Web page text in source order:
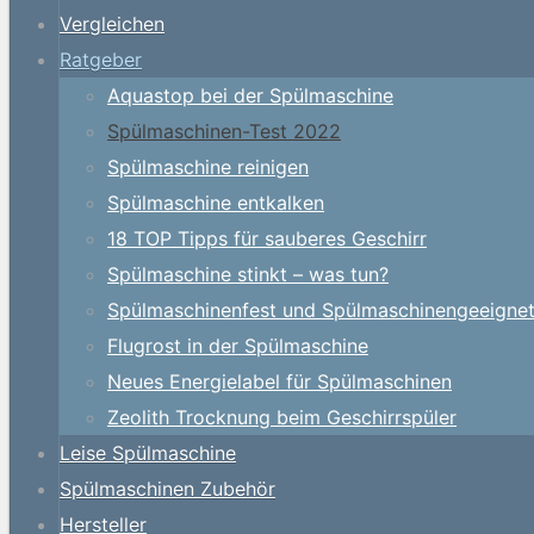
Vergleichen
Ratgeber
Aquastop bei der Spülmaschine
Spülmaschinen-Test 2022
Spülmaschine reinigen
Spülmaschine entkalken
18 TOP Tipps für sauberes Geschirr
Spülmaschine stinkt – was tun?
Spülmaschinenfest und Spülmaschinengeeignet
Flugrost in der Spülmaschine
Neues Energielabel für Spülmaschinen
Zeolith Trocknung beim Geschirrspüler
Leise Spülmaschine
Spülmaschinen Zubehör
Hersteller